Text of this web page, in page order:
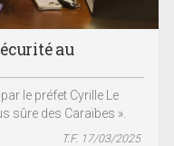
au
le préfet Cyrille Le
sûre des Caraïbes ».
T.F. 17/03/2025